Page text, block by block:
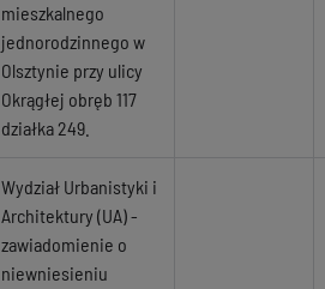
mieszkalnego
jednorodzinnego w
Olsztynie przy ulicy
Okrągłej obręb 117
działka 249.
Wydział Urbanistyki i
Architektury (UA) -
zawiadomienie o
niewniesieniu